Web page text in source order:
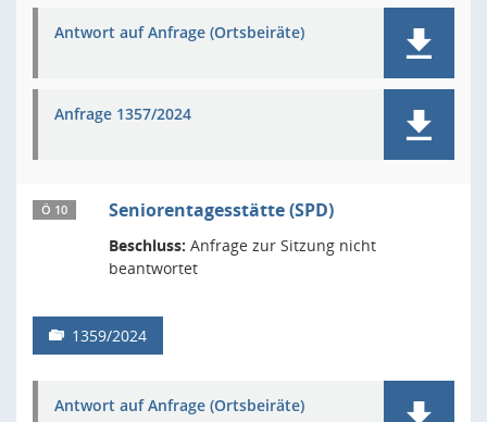
Antwort auf Anfrage (Ortsbeiräte)
Anfrage 1357/2024
Ö 10 Seniorentagesstätte (SPD)
Beschluss: Anfrage zur Sitzung nicht
beantwortet
1359/2024
Antwort auf Anfrage (Ortsbeiräte)